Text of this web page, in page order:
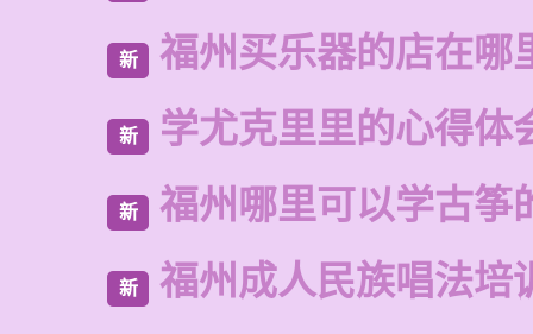
新 福州买乐器的店在哪
新 学尤克里里的心得体
新 福州哪里可以学古筝
新 福州成人民族唱法培